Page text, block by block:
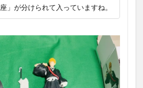
座」が分けられて入っていますね。